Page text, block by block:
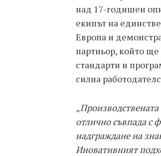
над 17-годишен
екипът на
Европа и
партньор, който ще
стандарти и
силна
отлично съвпада с
надграждане на
Иновативният